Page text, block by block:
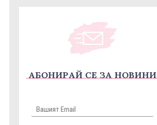
АБОНИРАЙ СЕ ЗА НОВИНИ